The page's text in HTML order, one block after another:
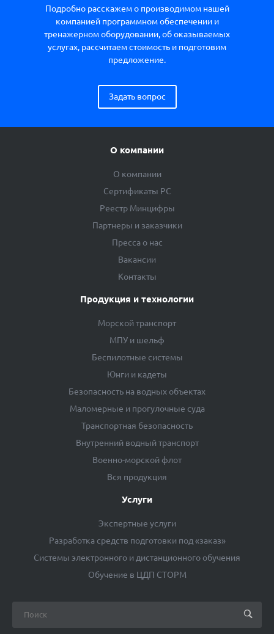
Подробно расскажем о производимом нашей
компанией программном обеспечении и
тренажерном оборудовании, об оказываемых
услугах, рассчитаем стоимость и подготовим
предложение.
Задать вопрос
О компании
О компании
Сертификаты РС
Реестр Минцифры
Партнеры и заказчики
Пресса о нас
Вакансии
Контакты
Продукция и технологии
Морской транспорт
МПУ и шельф
Беспилотные системы
Юнги и кадеты
Безопасность на водных объектах
Маломерные и прогулочные суда
Транспортная безопасность
Внутренний водный транспорт
Военно-морской флот
Вся продукция
Услуги
Экспертные услуги
Разработка средств подготовки под «заказ»
Системы электронного и дистанционного обучения
Обучение в ЦДП СТОРМ